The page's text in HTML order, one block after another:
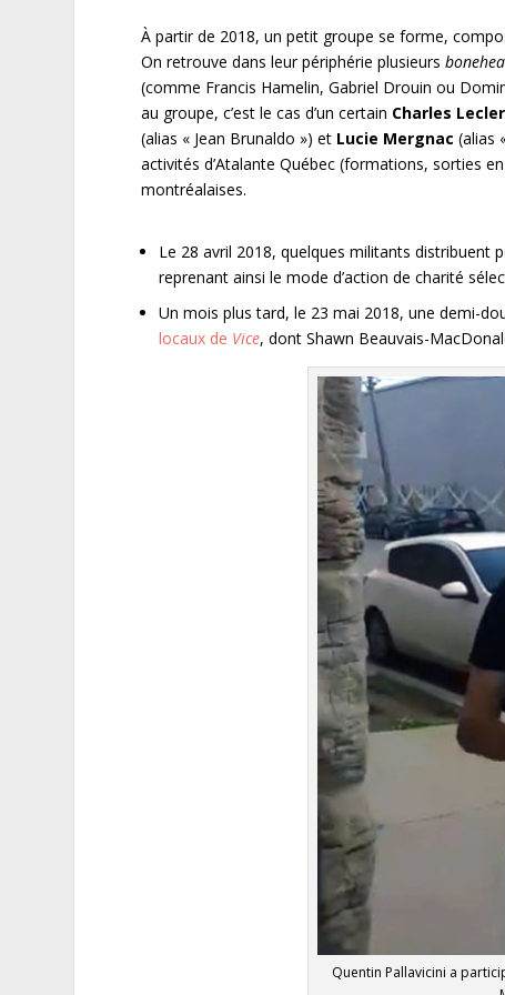
À partir de 2018, un petit groupe se forme,
On retrouve dans leur périphérie plusieurs
(comme Francis Hamelin, Gabriel Drouin ou
au groupe, c’est le cas d’un certain Charles
(alias « Jean Brunaldo ») et Lucie Mergnac(alias
activités d’Atalante Québec (formations, sorties
montréalaises.
Le 28 avril 2018, quelques militants distribuent
reprenant ainsi le mode d’action de charité
Un mois plus tard, le 23 mai 2018, une demi-
locaux de Vice, dont Shawn Beauvais-
Quentin Pallavicini a